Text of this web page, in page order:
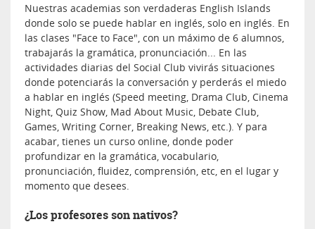
Nuestras academias son verdaderas English Islands
donde solo se puede hablar en inglés, solo en inglés. En
las clases "Face to Face", con un máximo de 6 alumnos,
trabajarás la gramática, pronunciación... En las
actividades diarias del Social Club vivirás situaciones
donde potenciarás la conversación y perderás el miedo
a hablar en inglés (Speed meeting, Drama Club, Cinema
Night, Quiz Show, Mad About Music, Debate Club,
Games, Writing Corner, Breaking News, etc.). Y para
acabar, tienes un curso online, donde poder
profundizar en la gramática, vocabulario,
pronunciación, fluidez, comprensión, etc, en el lugar y
momento que desees.
¿Los profesores son nativos?